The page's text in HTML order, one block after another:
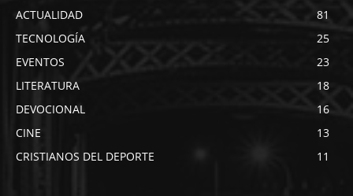
ACTUALIDAD
81
TECNOLOGÍA
25
EVENTOS
23
LITERATURA
18
DEVOCIONAL
16
CINE
13
CRISTIANOS DEL DEPORTE
11